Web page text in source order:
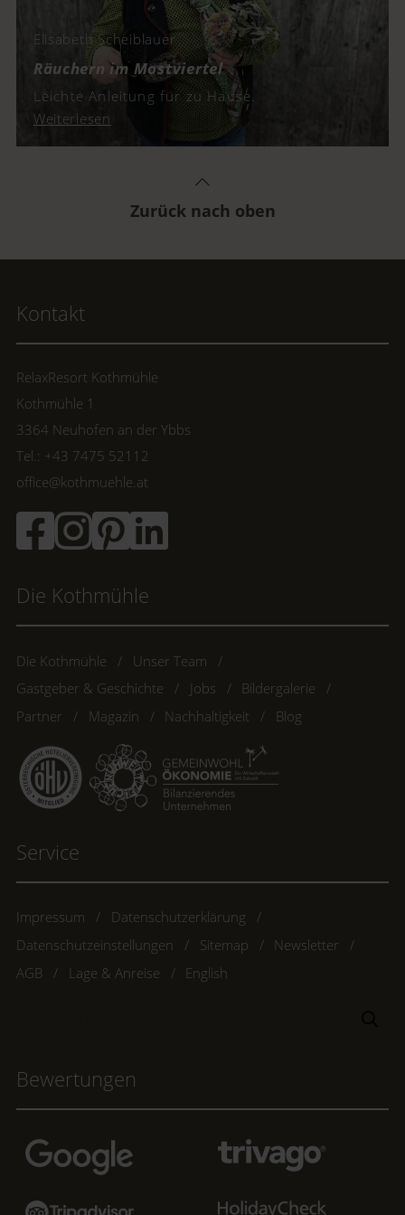
Elisabeth Scheiblauer
Räuchern im Mostviertel
Leichte Anleitung für zu Hause.
Weiterlesen
Zurück nach oben
Kontakt
RelaxResort Kothmühle
Kothmühle 1
3364 Neuhofen an der Ybbs
Tel.: +43 7475 52112
office@kothmuehle.at
Die Kothmühle
Die Kothmühle
Unser Team
Gastgeber & Geschichte
Jobs
Bildergalerie
Partner
Magazin Nachhaltigkeit Blog
Service
Impressum
Datenschutzerklärung
Datenschutzeinstellungen
Sitemap
Newsletter
AGB
Lage & Anreise English
Bewertungen